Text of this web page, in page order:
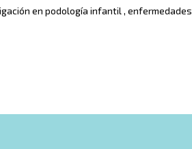
en podología infantil , enfermedades